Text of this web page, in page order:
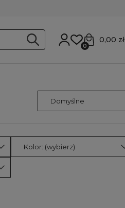
0,00 zł
0
Kolor: (wybierz)